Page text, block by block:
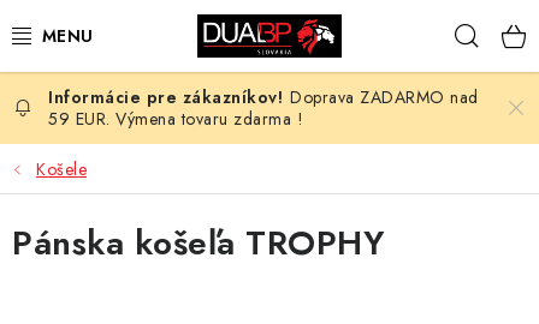
na
NOVÉ
PRACOVNÉ ODEVY
OBUV
Doprava ZADARMO nad
59 EUR. Výmena tovaru zdarma !
Košele
Pánska košeľa TROPHY